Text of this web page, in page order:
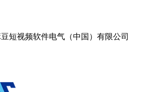
短视频软件电气（中国）有限公司